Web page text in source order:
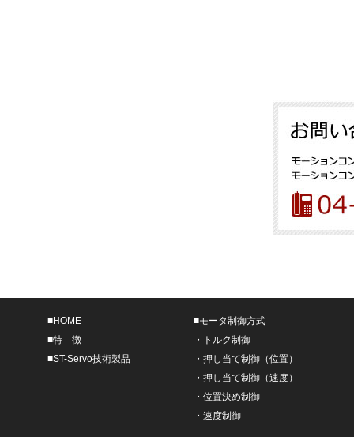
■HOME
■特 徴
■ST-Servo技術製品
■モータ制御方式
・
トルク制御
・ 押し当て制御（位置）
・ 押し当て制御（速度）
・ 位置決め制御
・ 速度制御